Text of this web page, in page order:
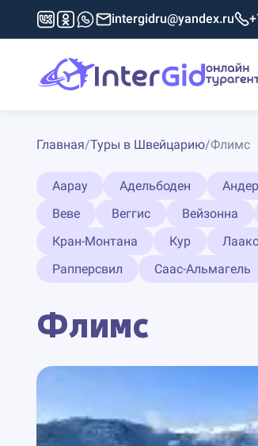
intergidru@yandex.ru
Главная/Туры в Швейцарию/Флимс
Аарау Адельбоден
Веве
Веггис Вейзонна
Кран-Монтана
Кур Лаакс
Рапперсвил
Саас-Альмагель
Флимс